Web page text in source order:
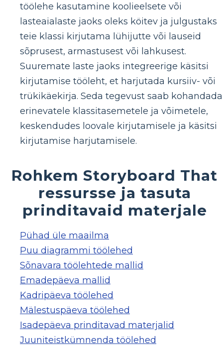
töölehe kasutamine koolieelsete või
lasteaialaste jaoks oleks köitev ja julgustaks
teie klassi kirjutama lühijutte või lauseid
sõprusest, armastusest või lahkusest.
Suuremate laste jaoks integreerige käsitsi
kirjutamise tööleht, et harjutada kursiiv- või
trükikäekirja. Seda tegevust saab kohandada
erinevatele klassitasemetele ja võimetele,
keskendudes loovale kirjutamisele ja käsitsi
kirjutamise harjutamisele.
Rohkem Storyboard That
ressursse ja tasuta
prinditavaid materjale
Pühad üle maailma
Puu diagrammi töölehed
Sõnavara töölehtede mallid
Emadepäeva mallid
Kadripäeva töölehed
Mälestuspäeva töölehed
Isadepäeva prinditavad materjalid
Juuniteistkümnenda töölehed